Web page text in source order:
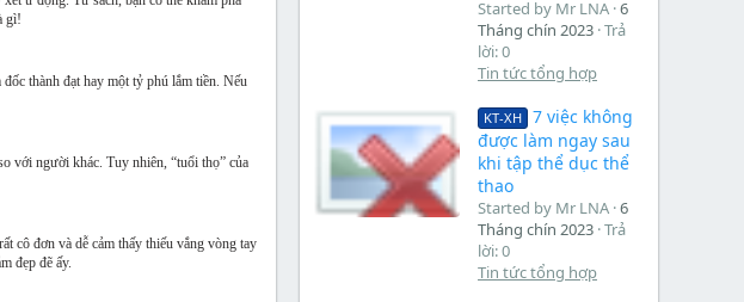
gì!
thành đạt hay một tỷ phú lắm tiền. Nếu
với người khác. Tuy nhiên, “tuổi thọ” của
cô đơn và dễ cảm thấy thiếu vắng vòng tay
đẹp đẽ ấy.
Started by Mr LNA 6
Tháng chín 2023 Trả
lời: 0
Tin tức tổng hợp
KT-XH
7 việc không
được làm ngay sau
khi tập thể dục thể
thao
Started by Mr LNA 6
Tháng chín 2023 Trả
lời: 0
Tin tức tổng hợp